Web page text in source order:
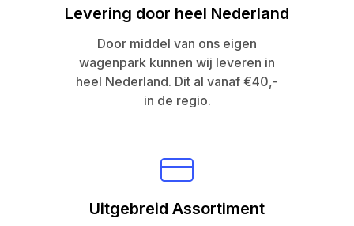
Levering door heel Nederland
Door middel van ons eigen
wagenpark kunnen wij leveren in
heel Nederland. Dit al vanaf €40,-
in de regio.
Uitgebreid Assortiment